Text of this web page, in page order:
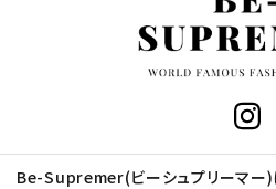
Be-Supremer(ビーシュプリーマー)